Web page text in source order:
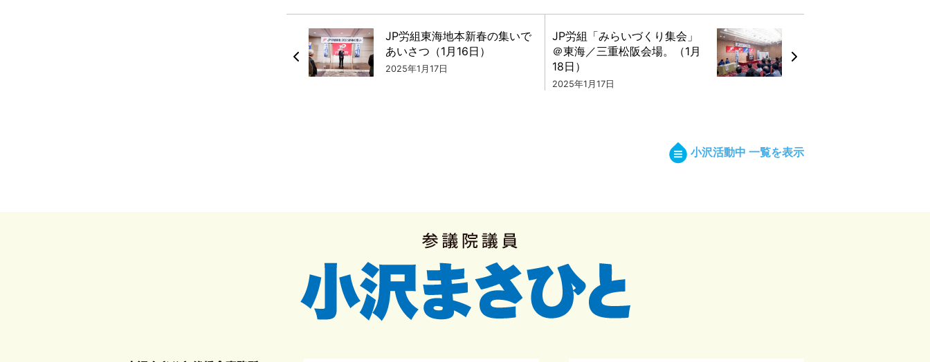
JP労組東海地本新春の集いで
あいさつ（1月16日）
2025年1月17日
JP労組「みらいづくり集会」
＠東海／三重松阪会場。（1月
18日）
2025年1月17日
小沢活動中 一覧を表示